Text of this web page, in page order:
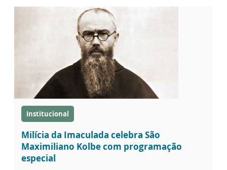
Institucional
Milícia da Imaculada celebra São
Maximiliano Kolbe com programação
especial